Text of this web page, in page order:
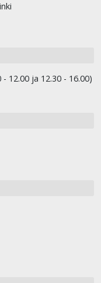
12.00 ja 12.30 - 16.00)